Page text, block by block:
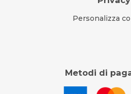
Personalizza
Metodi di